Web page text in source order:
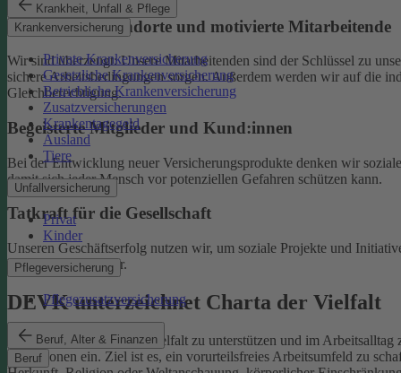
Krankheit, Unfall & Pflege
Krankenversicherung
Private Krankenversicherung
Gesetzliche Krankenversicherung
Betriebliche Krankenversicherung
Zusatzversicherungen
Krankentagegeld
Ausland
Tiere
Unfallversicherung
Privat
Kinder
Pflegeversicherung
Pflegezusatzversicherung
Beruf, Alter & Finanzen
Beruf
Nachhaltige Standorte und motivierte Mitarbeitende
Wir sind überzeugt: Unsere Mitarbeitenden sind der Schlüssel zu
sichere Arbeitsbedingungen sorgen.Außerdem werden wir auf die
Gleichberechtigung.
Begeisterte Mitglieder und Kund:innen
Bei der Entwicklung neuer Versicherungsprodukte denken wir
damit sich jeder Mensch vor potenziellen Gefahren schützen kann.
Tatkraft für die Gesellschaft
Unseren Geschäftserfolg nutzen wir, um soziale Projekte und
Familien und Kinder.
DEVK unterzeichnet Charta der Vielfalt
Als Selbstverpflichtung, Vielfalt zu unterstützen und im
Institutionen ein. Ziel ist es, ein vorurteilsfreies Arbeitsumfeld zu